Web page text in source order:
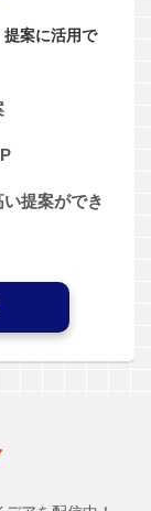
案に活用で
提案ができ